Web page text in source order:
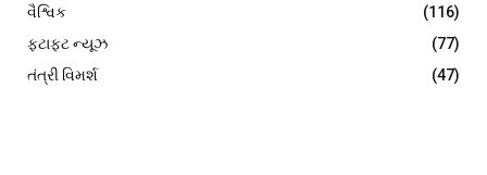
વૈશ્વિક
(116)
ફટાફટ ન્યૂઝ
(77)
તંત્રી વિમર્શ
(47)